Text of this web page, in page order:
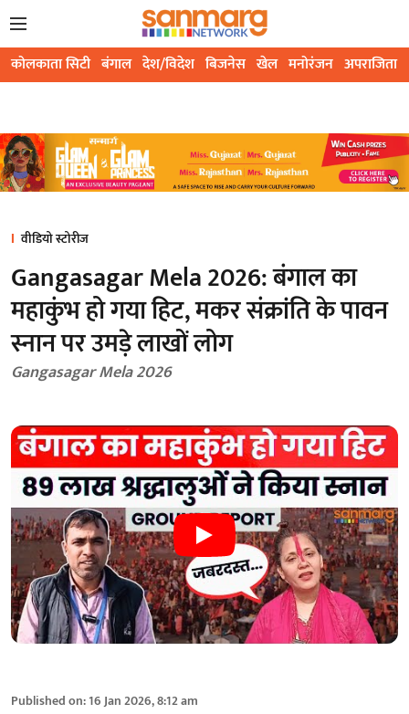
कोलकाता सिटी बंगाल देश/विदेश बिजनेस खेल मनोरंजन अपराजिता
वीडियो स्टोरीज
Gangasagar Mela 2026: बंगाल का
महाकुंभ हो गया हिट, मकर संक्रांति के पावन
स्नान पर उमड़े लाखों लोग
Gangasagar Mela 2026
Published on:16 Jan 2026, 8:12 am